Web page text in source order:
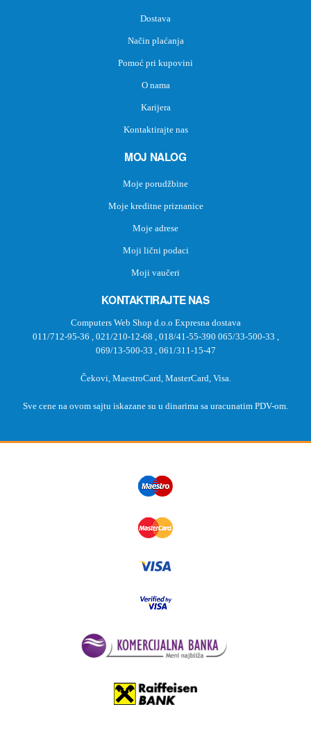
Dostava
Način plaćanja
Pomoć pri kupovini
O nama
Karijera
Kontaktirajte nas
MOJ NALOG
Moje porudžbine
Moje kreditne priznanice
Moje adrese
Moji lični podaci
Moji vaučeri
KONTAKTIRAJTE NAS
Computers Web Shop d.o.o Expresna dostava
011/712-95-36
021/210-12-68 018/41-55-390 065/33-500-33
069/13-500-33
061/311-15-47
Čekovi, MaestroCard, MasterCard, Visa.
Sve cene na ovom sajtu iskazane su u dinarima sa uracunatim PDV-om.